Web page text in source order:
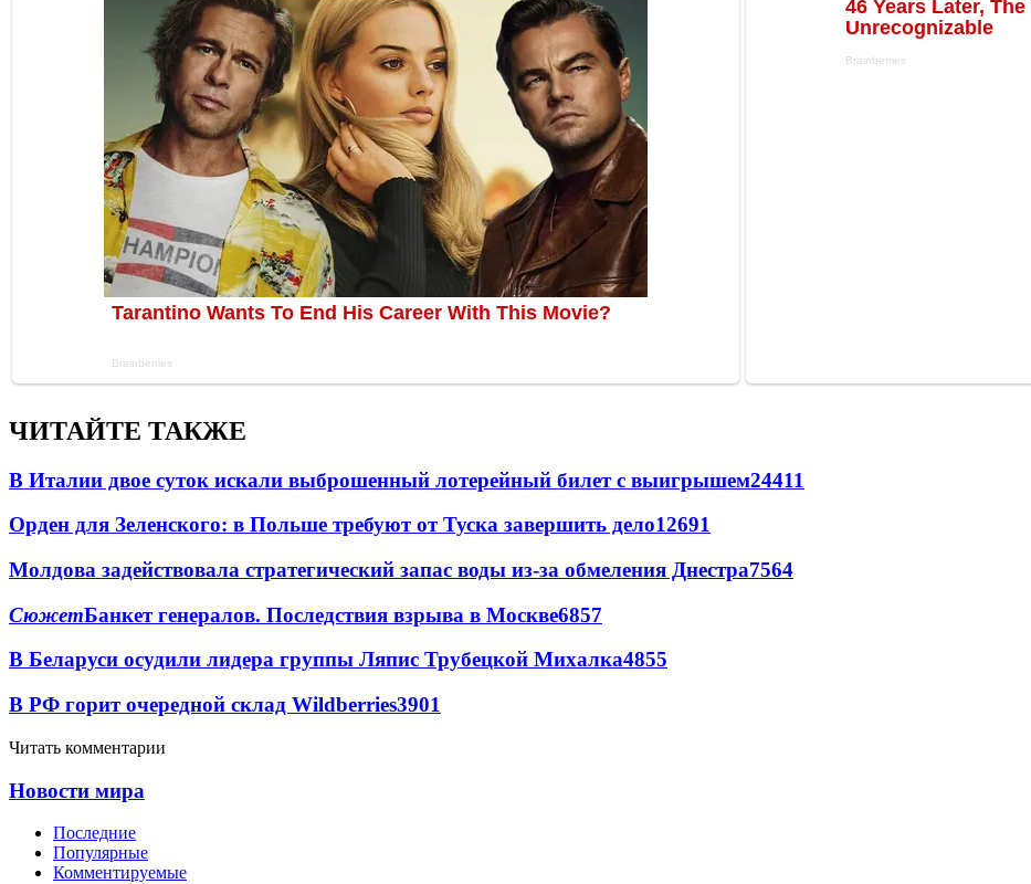
ЧИТАЙТЕ ТАКЖЕ
В Италии двое суток искали выброшенный лотерейный билет с выигрышем24411
Орден для Зеленского: в Польше требуют от Туска завершить дело12691
Молдова задействовала стратегический запас воды из-за обмеления Днестра7564
СюжетБанкет генералов. Последствия взрыва в Москве6857
В Беларуси осудили лидера группы Ляпис Трубецкой Михалка4855
В РФ горит очередной склад Wildberries3901
Читать комментарии
Новости мира
Последние
Популярные
Комментируемые